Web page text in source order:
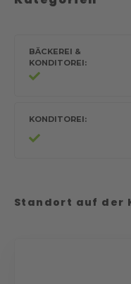
BÄCKEREI &
KONDITOREI
KONDITOREI
Standort auf der